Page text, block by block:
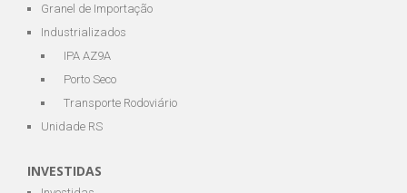
Granel de Importação
Industrializados
IPA AZ9A
Porto Seco
Transporte Rodoviário
Unidade RS
INVESTIDAS